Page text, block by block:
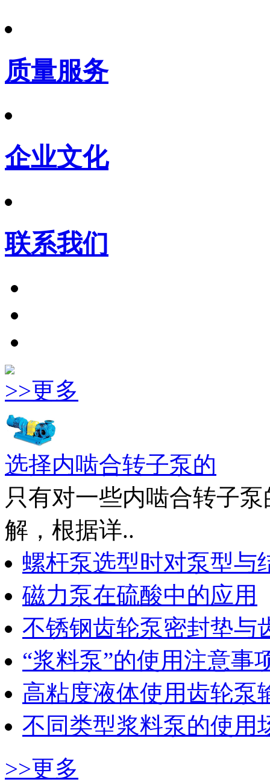
质量服务
企业文化
联系我们
>>更多
选择内啮合转子泵的
只有对一些内啮合转子
解，根据详..
螺杆泵选型时对泵型与
磁力泵在硫酸中的应用
不锈钢齿轮泵密封垫与
“浆料泵”的使用注意事
高粘度液体使用齿轮泵
不同类型浆料泵的使用
>>更多